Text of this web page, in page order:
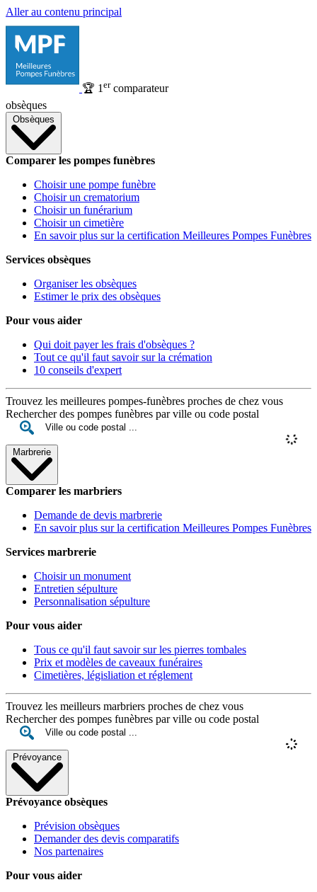
Aller au contenu principal
🏆 1 ercomparateur
obsèques
Obsèques
Comparer les pompes funèbres
Choisir une pompe funèbre
Choisir un crematorium
Choisir un funérarium
Choisir un cimetière
En savoir plus sur la certification Meilleures Pompes Funèbres
Services obsèques
Organiser les obsèques
Estimer le prix des obsèques
Pour vous aider
Qui doit payer les frais d'obsèques ?
Tout ce qu'il faut savoir sur la crémation
10 conseils d'expert
Trouvez les meilleures pompes-funèbres proches de chez vous
Rechercher des pompes funèbres par ville ou code postal
Marbrerie
Comparer les marbriers
Demande de devis marbrerie
En savoir plus sur la certification Meilleures Pompes Funèbres
Services marbrerie
Choisir un monument
Entretien sépulture
Personnalisation sépulture
Pour vous aider
Tous ce qu'il faut savoir sur les pierres tombales
Prix et modèles de caveaux funéraires
Cimetières, législiation et réglement
Trouvez les meilleurs marbriers proches de chez vous
Rechercher des pompes funèbres par ville ou code postal
Prévoyance
Prévoyance obsèques
Prévision obsèques
Demander des devis comparatifs
Nos partenaires
Pour vous aider